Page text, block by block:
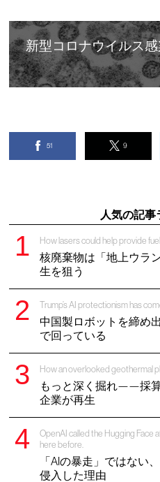
新型 コロナウイルス感
51 9
人気の記事
How lasers could help provide
核廃棄物は「地上ウラ
生を狙う
Trump’s AI protectionism has
中国製ロボットを締め
で回っている
How an overlooked geothermal
もっと深く掘れ——採
企業が再生
OpenAI called the Hugging Face
here before.
「AIの暴走」ではない
侵入した理由